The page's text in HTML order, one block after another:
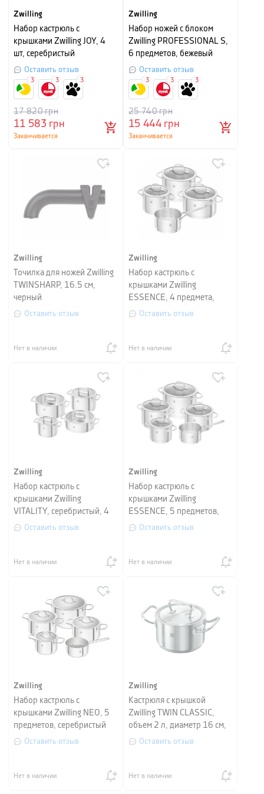
Zwilling
Набор кастрюль с
крышками Zwilling JOY, 4
шт, серебристый
Оставить отзыв
11 583 грн
17 820грн
Заканчивается
3 3 3
Zwilling
Набор ножей с блоком
Zwilling PROFESSIONAL S,
6 предметов, бежевый
Оставить отзыв
15 444грн
25 740грн
Заканчивается
3 3 3
Zwilling
Точилка для ножей Zwilling
TWINSHARP, 16.5 см,
черный
Оставить отзыв
Нет в наличии
Zwilling
Набор кастрюль с
крышками Zwilling
ESSENCE, 4 предмета,
серебристый
Оставить отзыв
Нет в наличии
Zwilling
Набор кастрюль с
крышками Zwilling
VITALITY, серебристый, 4
шт Оставить отзыв
Нет в наличии
Zwilling
Набор кастрюль с
крышками Zwilling
ESSENCE, 5 предметов,
серебристый
Оставить отзыв
Нет в наличии
Zwilling
Набор кастрюль с
крышками Zwilling NEO, 5
предметов, серебристый
Оставить отзыв
Нет в наличии
Zwilling
Кастрюля с крышкой
Zwilling TWIN CLASSIC,
объем 2 л, диаметр 16 см,
серебристый
Оставить отзыв
Нет в наличии